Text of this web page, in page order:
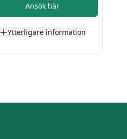
Ansök här
Ytterligare information